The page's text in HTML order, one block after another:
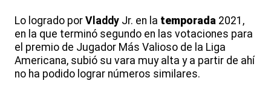
Lo logrado por Vladdy Jr. en la temporada 2021,
en la que terminó segundo en las votaciones para
el premio de Jugador Más Valioso de la Liga
Americana, subió su vara muy alta y a partir de ahí
no ha podido lograr números similares.